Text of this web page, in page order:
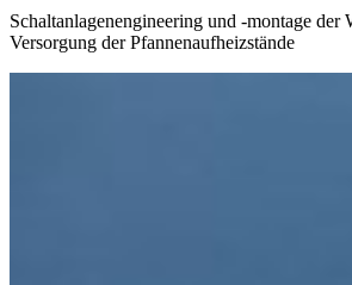
Schaltanlagenengineering und -montage der
Versorgung der Pfannenaufheizstände